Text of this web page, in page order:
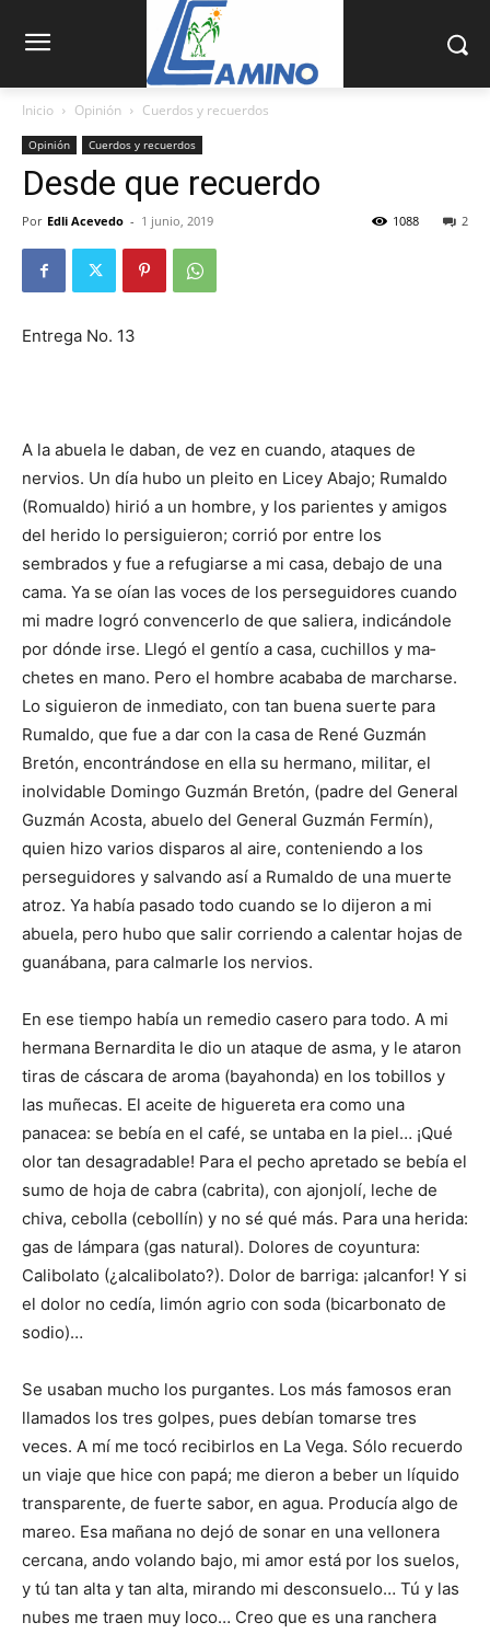
Inicio Opinión Cuerdos y recuerdos
Opinión Cuerdos y recuerdos
Desde que recuerdo
Por Edli Acevedo - 1 junio, 2019 2
1088
Entrega No. 13
A la abuela le daban, de vez en cuando, ataques de
nervios. Un día hubo un pleito en Licey Abajo; Ru­maldo
(Romualdo) hirió a un hombre, y los parientes y amigos
del herido lo persi­guieron; corrió por entre los
sembrados y fue a refugiarse a mi casa, debajo de una
cama. Ya se oían las voces de los perseguidores cuando
mi madre logró convencerlo de que saliera, indicándole
por dónde irse. Llegó el gentío a casa, cuchillos y ma­
chetes en mano. Pero el hombre acababa de marcharse.
Lo siguieron de in­mediato, con tan buena suerte para
Rumaldo, que fue a dar con la casa de René Guzmán
Bretón, encontrándose en ella su hermano, mi­litar, el
inolvidable Domin­go Guzmán Bretón, (padre del General
Guzmán Acosta, abuelo del General Guzmán Fermín),
quien hizo varios disparos al aire, conteniendo a los
perseguidores y salvando así a Rumaldo de una muerte
atroz. Ya había pasado todo cuando se lo dijeron a mi
abuela, pero hubo que salir corriendo a calentar hojas de
guanábana, para calmarle los nervios.
En ese tiempo había un remedio casero para todo. A mi
hermana Bernardita le dio un ataque de asma, y le ataron
tiras de cáscara de aroma (bayahonda) en los tobillos y
las muñecas. El aceite de higuereta era como una
panacea: se bebía en el café, se untaba en la piel… ¡Qué
olor tan desagradable! Para el pecho apretado se bebía el
sumo de hoja de cabra (cabrita), con ajonjolí, leche de
chiva, cebolla (ce­bollín) y no sé qué más. Para una herida:
gas de lámpara (gas natural). Dolores de co­yuntura:
Calibolato (¿alca­libolato?). Dolor de barriga: ¡alcanfor! Y si
el dolor no cedía, limón agrio con soda (bicarbonato de
sodio)…
Se usaban mucho los purgantes. Los más famosos eran
llamados los tres gol­pes, pues debían tomarse tres
veces. A mí me tocó re­cibirlos en La Vega. Sólo re­cuerdo
un viaje que hice con papá; me dieron a beber un líquido
transparente, de fuerte sabor, en agua. Pro­ducía algo de
mareo. Esa mañana no dejó de sonar en una vellonera
cercana, ando volando bajo, mi amor está por los suelos,
y tú tan alta y tan alta, mirando mi des­consuelo… Tú y las
nubes me traen muy loco… Creo que es una ranchera